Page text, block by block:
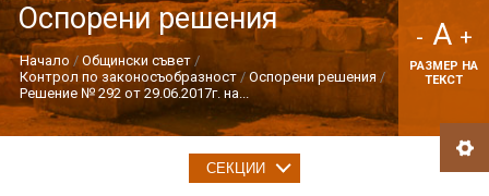
Оспорени решения
Начало
Общински съвет
Контрол по законосъобразност
Оспорени решения
Решение № 292 от 29.06.2017г. на...
- A +
РАЗМЕР НА
ТЕКСТ
СЕКЦИИ